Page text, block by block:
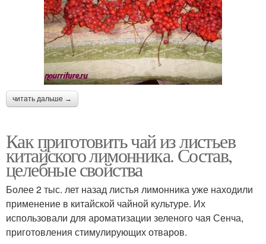
читать дальше →
Как приготовить чай из листьев
китайского лимонника. Состав,
целебные свойства
Более 2 тыс. лет назад листья лимонника уже находили
применение в китайской чайной культуре. Их
использовали для ароматизации зеленого чая Сенча,
приготовления стимулирующих отваров.